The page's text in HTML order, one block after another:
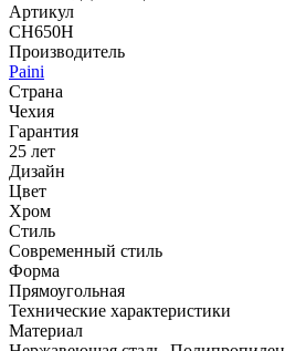
Артикул
CH650H
Производитель
Paini
Страна
Чехия
Гарантия
25 лет
Дизайн
Цвет
Хром
Стиль
Современный стиль
Форма
Прямоугольная
Технические характеристики
Материал